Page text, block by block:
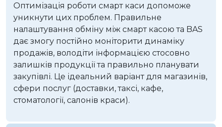
Оптимізація роботи смарт каси допоможе
уникнути цих проблем. Правильне
налаштування обміну між смарт касою та BAS
дає змогу постійно моніторити динаміку
продажів, володіти інформацією стосовно
залишків продукції та правильно планувати
закупівлі. Це ідеальний варіант для магазинів,
сфери послуг (доставки, таксі, кафе,
стоматології, салонів краси).